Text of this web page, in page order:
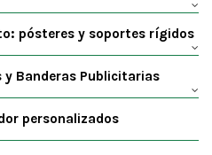
pósteres y soportes rígidos
y Banderas Publicitarias
personalizados